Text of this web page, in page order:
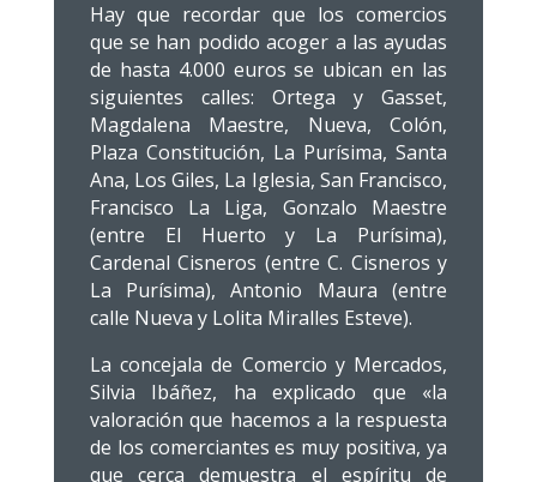
Hay que recordar que los comercios
que se han podido acoger a las ayudas
de hasta 4.000 euros se ubican en las
siguientes calles: Ortega y Gasset,
Magdalena Maestre, Nueva, Colón,
Plaza Constitución, La Purísima, Santa
Ana, Los Giles, La Iglesia, San Francisco,
Francisco La Liga, Gonzalo Maestre
(entre El Huerto y La Purísima),
Cardenal Cisneros (entre C. Cisneros y
La Purísima), Antonio Maura (entre
calle Nueva y Lolita Miralles Esteve).
La concejala de Comercio y Mercados,
Silvia Ibáñez, ha explicado que «la
valoración que hacemos a la respuesta
de los comerciantes es muy positiva, ya
que cerca demuestra el espíritu de